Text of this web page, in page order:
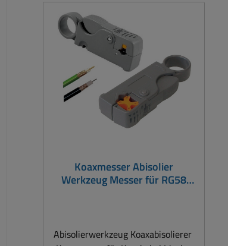
Koaxmesser Abisolier
Werkzeug Messer für RG58
Abisolierwerkzeug Koaxabisolierer